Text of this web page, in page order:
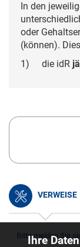
In den
oder
(können).
1)
die idR
VERWEISE
Bitte melden Sie
Ihre